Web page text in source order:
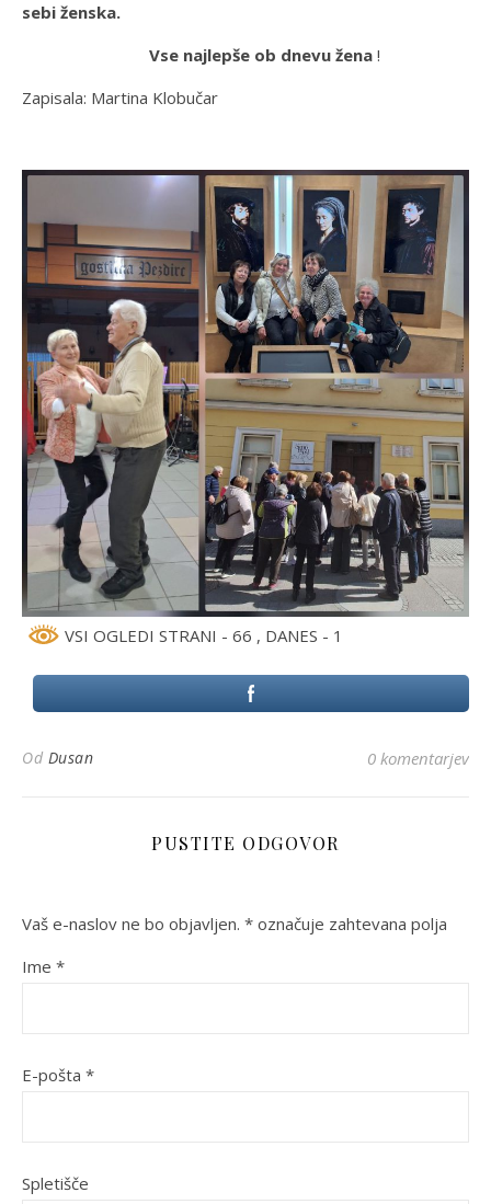
sebi ženska.
Vse najlepše ob dnevu žena !
Zapisala: Martina Klobučar
VSI OGLEDI STRANI - 66 , DANES - 1
Od Dusan 0 komentarjev
PUSTITE ODGOVOR
Vaš e-naslov ne bo objavljen. * označuje zahtevana polja
Ime *
E-pošta *
Spletišče